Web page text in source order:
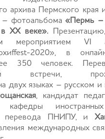
архива Пермского края
фотоальбома «Пермь –
XX веке».
мероприятием VI
2020», в
350 человек.
встречи,
двух языках – русском и
, кандидат
кафедры
перевода ПНИПУ, и
международных